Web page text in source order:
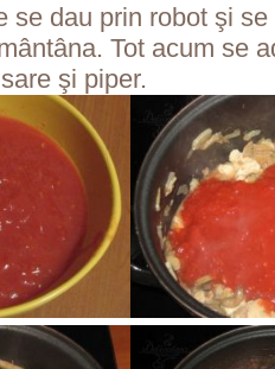
se dau prin robot şi
Tot acum se
şi piper.